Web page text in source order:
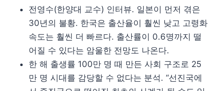
전영수(한양대 교수) 인터뷰. 일본이 먼저 겪은
30년의 불황. 한국은 출산율이 훨씬 낮고 고령화
속도는 훨씬 더 빠르다. 출산률이 0.6명까지 떨
어질 수 있다는 암울한 전망도 나온다.
한 해 출생률 100만 명 때 만든 사회 구조로 25
만 명 시대를 감당할 수 없다는 분석. “선진국에